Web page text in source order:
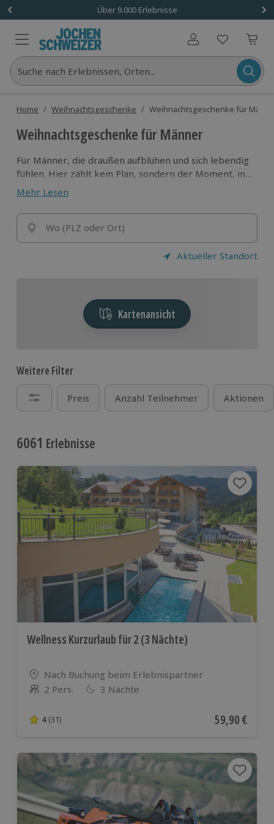
Über 9.000 Erlebnisse
Benutzerkonto
Suche nach Erlebnissen, Orten...
Home / Weihnachtsgeschenke / Weihnachtsgeschenke für
Weihnachtsgeschenke für Männer
Für Männer, die draußen aufblühen und sich lebendig
fühlen. Hier zählt kein Plan, sondern der Moment, in
dem Abenteuer beginnt. Schenk ihm ein Erlebnis, das
zeigt, was in ihm steckt.
Mehr Lesen
Wo (PLZ oder Ort)
Aktueller Standort
Kartenansicht
Weitere Filter
Preis Anzahl Teilnehmer Aktionen
6061 Erlebnisse
Wellness Kurzurlaub für 2 (3 Nächte)
Standort
Nach Buchung beim Erlebnispartner
Anzahl der Teilnehmer
2 Pers. 3 Nächte
4 von 5 Sternen basierend auf 31 Bewertungen
4 (31) Aktueller
59,90 €